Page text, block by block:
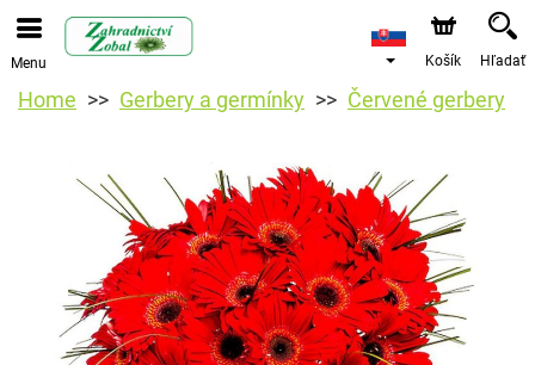
Menu Košík Hľadať
Home Gerbery a germínky Červené gerbery